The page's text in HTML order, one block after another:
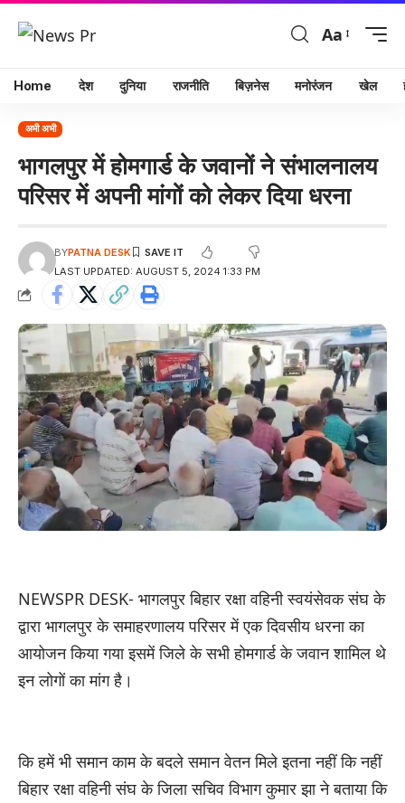
Aa
Home देश दुनिया राजनीति बिज़नेस मनोरंजन खेल
अभी अभी
भागलपुर में होमगार्ड के जवानों ने संभालनालय
परिसर में अपनी मांगों को लेकर दिया धरना
LAST UPDATED: AUGUST 5, 2024 1:33 PM
BYPATNA DESK
NEWSPR DESK- भागलपुर बिहार रक्षा वहिनी स्वयंसेवक संघ के
द्वारा भागलपुर के समाहरणालय परिसर में एक दिवसीय धरना का
आयोजन किया गया इसमें जिले के सभी होमगार्ड के जवान शामिल थे
इन लोगों का मांग है।
कि हमें भी समान काम के बदले समान वेतन मिले इतना नहीं कि नहीं
बिहार रक्षा वहिनी संघ के जिला सचिव विभाग कुमार झा ने बताया कि